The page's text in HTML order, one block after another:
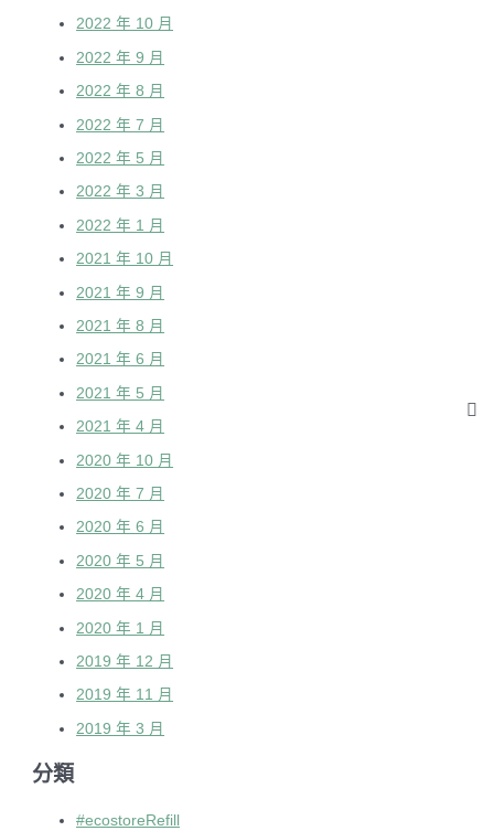
2022 年 10 月
2022 年 9 月
2022 年 8 月
2022 年 7 月
2022 年 5 月
2022 年 3 月
2022 年 1 月
2021 年 10 月
2021 年 9 月
2021 年 8 月
2021 年 6 月
2021 年 5 月
2021 年 4 月
2020 年 10 月
2020 年 7 月
2020 年 6 月
2020 年 5 月
2020 年 4 月
2020 年 1 月
2019 年 12 月
2019 年 11 月
2019 年 3 月
分類
#ecostoreRefill